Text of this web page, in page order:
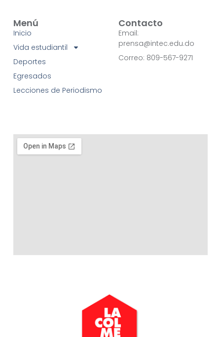
Menú
Inicio
Vida estudiantil
Deportes
Egresados
Lecciones de Periodismo
Contacto
Email:
prensa@intec.edu.do
Correo: 809-567-9271